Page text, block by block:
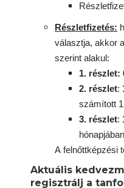
Részletfizetés:
választja, akkor
szerint alakul:
1. részlet:
2. részlet:
számított
3. részlet:
A felnőttképzési
Aktuális
regisztrálj a